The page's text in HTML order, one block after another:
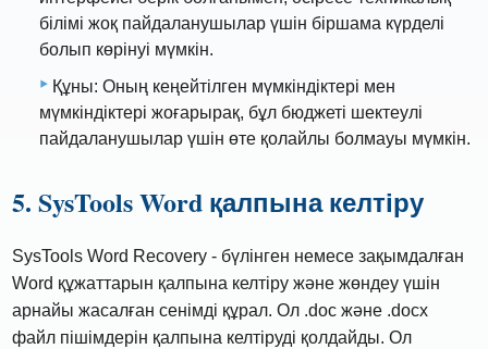
білімі жоқ пайдаланушылар үшін біршама күрделі
болып көрінуі мүмкін.
Құны: Оның кеңейтілген мүмкіндіктері мен
мүмкіндіктері жоғарырақ, бұл бюджеті шектеулі
пайдаланушылар үшін өте қолайлы болмауы мүмкін.
5. SysTools Word қалпына келтіру
SysTools Word Recovery - бүлінген немесе зақымдалған
Word құжаттарын қалпына келтіру және жөндеу үшін
арнайы жасалған сенімді құрал. Ол .doc және .docx
файл пішімдерін қалпына келтіруді қолдайды. Ол